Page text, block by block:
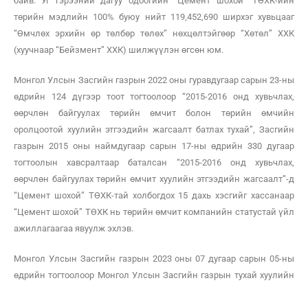
төрийн мэдлийн 100% буюу нийт 119,452,690 ширхэг хувьцааг
“Өмчлөх эрхийн өр төлбөр төлөх” нөхцөлтэйгөөр “Хөтөл” ХХК
(хуучнаар “Бейзмент” ХХК) шилжүүлэн өгсөн юм.
Монгол Улсын Засгийн газрын 2022 оны гуравдугаар сарын 23-ны
өдрийн 124 дүгээр тоот тогтоолоор “2015-2016 онд хувьчлах,
өөрчлөн байгуулах төрийн өмчит болон төрийн өмчийн
оролцоотой хуулийн этгээдийн жагсаалт батлах тухай”, Засгийн
газрын 2015 оны наймдугаар сарын 17-ны өдрийн 330 дугаар
тогтоолын хавсралтаар баталсан “2015-2016 онд хувьчлах,
өөрчлөн байгуулах төрийн өмчит хуулийн этгээдийн жагсаалт”-д
“Цемент шохой” ТӨХК-тай холбогдох 15 дахь хэсгийг хассанаар
“Цемент шохой” ТӨХК нь төрийн өмчит компанийн статустай үйл
ажиллагаагаа явуулж эхлэв.
Монгол Улсын Засгийн газрын 2023 оны 07 дугаар сарын 05-ны
өдрийн тогтоолоор Монгол Улсын Засгийн газрын тухай хуулийн